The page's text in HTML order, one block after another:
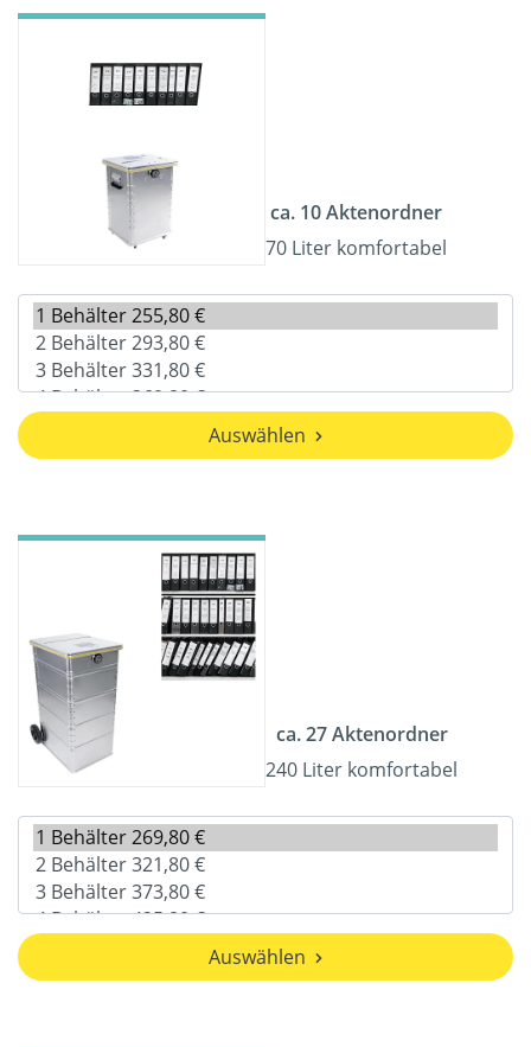
ca. 10 Aktenordner
70 Liter komfortabel
Auswählen
ca. 27 Aktenordner
240 Liter komfortabel
Auswählen